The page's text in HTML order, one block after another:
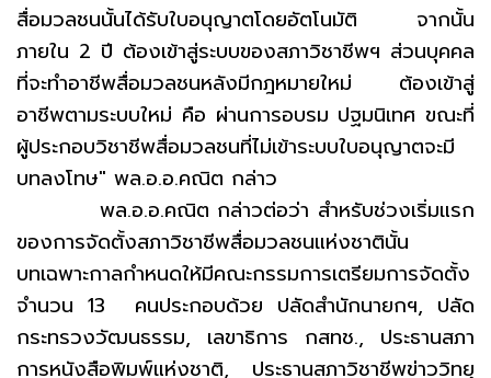
สื่อมวลชนนั้นได้รับใบอนุญาตโดยอัตโนมัติ จากนั้น
ภายใน 2 ปี ต้องเข้าสู่ระบบของสภาวิชาชีพฯ ส่วนบุคคล
ที่จะทำอาชีพสื่อมวลชนหลังมีกฎหมายใหม่ ต้องเข้าสู่
อาชีพตามระบบใหม่ คือ ผ่านการอบรม ปฐมนิเทศ ขณะที่
ผู้ประกอบวิชาชีพสื่อมวลชนที่ไม่เข้าระบบใบอนุญาตจะมี
บทลงโทษ" พล.อ.อ.คณิต กล่าว
พล.อ.อ.คณิต กล่าวต่อว่า สำหรับช่วงเริ่มแรก
ของการจัดตั้งสภาวิชาชีพสื่อมวลชนแห่งชาตินั้น
บทเฉพาะกาลกำหนดให้มีคณะกรรมการเตรียมการจัดตั้ง
จำนวน 13 คนประกอบด้วย ปลัดสำนักนายกฯ, ปลัด
กระทรวงวัฒนธรรม, เลขาธิการ กสทช., ประธานสภา
การหนังสือพิมพ์แห่งชาติ, ประธานสภาวิชาชีพข่าววิทยุ